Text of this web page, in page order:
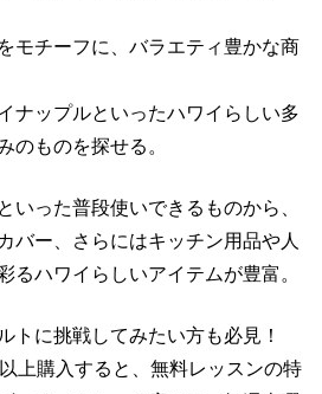
モチーフに、バラエティ豊かな商
ナップルといったハワイらしい多
のものを探せる。
いった普段使いできるものから、
バー、さらにはキッチン用品や人
るハワイらしいアイテムが豊富。
トに挑戦してみたい方も必見！
上購入すると、無料レッスンの特